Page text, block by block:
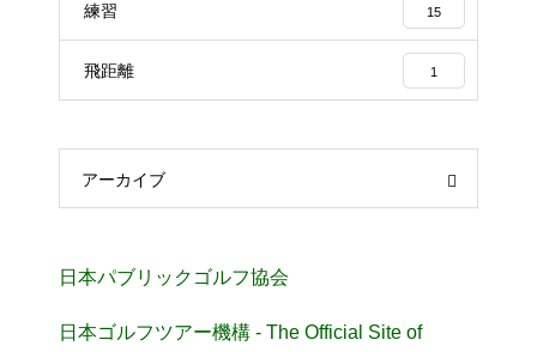
練習 15
飛距離 1
アーカイブ
日本パブリックゴルフ協会
日本ゴルフツアー機構 - The Official Site of